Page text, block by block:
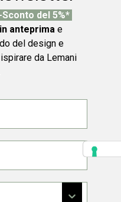
Sconto del 5%*
anteprimae
del design e
da Lemani